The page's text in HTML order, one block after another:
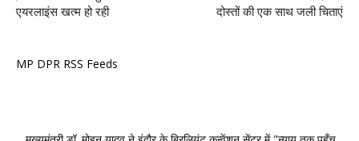
एयरलाइंस खत्म हो रही
दोस्तों की एक साथ जली चिताएं
MP DPR RSS Feeds